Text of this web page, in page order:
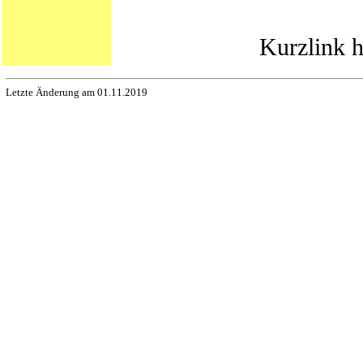
Kurzlink
Letzte Änderung am 01.11.2019